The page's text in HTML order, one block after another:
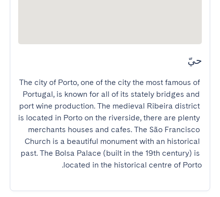
حيّ
The city of Porto, one of the city the most famous of
Portugal, is known for all of its stately bridges and
port wine production. The medieval Ribeira district
is located in Porto on the riverside, there are plenty
merchants houses and cafes. The São Francisco
Church is a beautiful monument with an historical
past. The Bolsa Palace (built in the 19th century) is
located in the historical centre of Porto.